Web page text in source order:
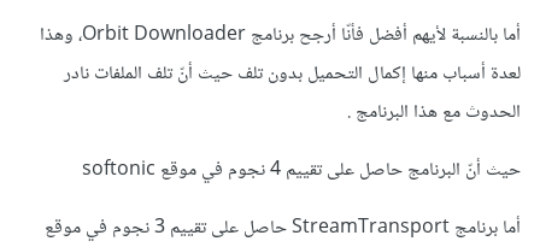
أما بالنسبة لأيهم أفضل فأنّا أرجح برنامج Orbit Downloader، وهذا
لعدة أسباب منها إكمال التحميل بدون تلف حيث أنّ تلف الملفات نادر
الحدوث مع هذا البرنامج .
حيث أنّ البرنامج حاصل على تقييم 4 نجوم في موقع softonic
أما برنامج StreamTransport حاصل على تقييم 3 نجوم في موقع